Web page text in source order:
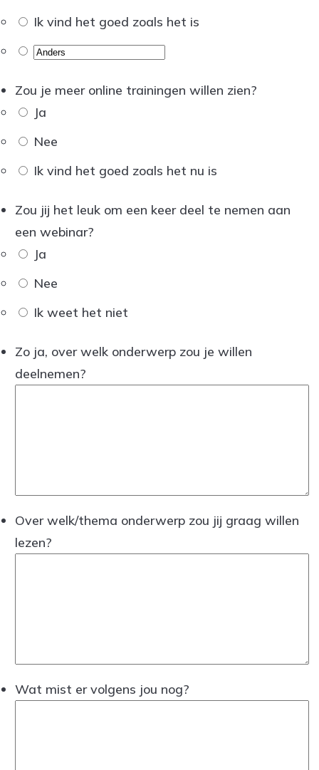
Ik vind het goed zoals het is
Zou je meer online trainingen willen zien?
Ja
Nee
Ik vind het goed zoals het nu is
Zou jij het leuk om een keer deel te nemen aan
een webinar?
Ja
Nee
Ik weet het niet
Zo ja, over welk onderwerp zou je willen
deelnemen?
Over welk/thema onderwerp zou jij graag willen
lezen?
Wat mist er volgens jou nog?